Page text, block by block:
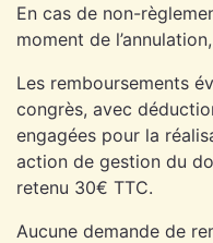
En cas de non-
moment de
Les remboursements
congrès, avec
engagées pour la
action de gestion du
retenu 30€ TTC.
Aucune demande de